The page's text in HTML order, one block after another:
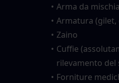
Arma da mischia
Armatura (gilet,
Zaino
Cuffie
rilevamento del
Forniture